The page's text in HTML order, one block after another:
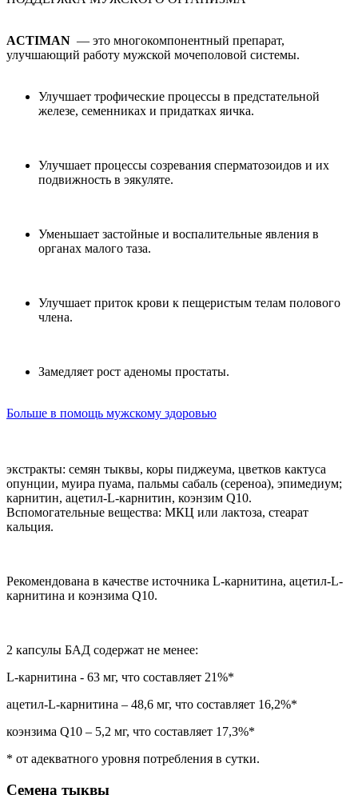
ACTIMAN — это многокомпонентный препарат,
улучшающий работу мужской мочеполовой системы.
Улучшает трофические процессы в предстательной
железе, семенниках и придатках яичка.
Улучшает процессы созревания сперматозоидов и их
подвижность в эякуляте.
Уменьшает застойные и воспалительные явления в
органах малого таза.
Улучшает приток крови к пещеристым телам полового
члена.
Замедляет рост аденомы простаты.
Больше в помощь мужскому здоровью
экстракты: семян тыквы, коры пиджеума, цветков кактуса
опунции, муира пуама, пальмы сабаль (сереноа), эпимедиум;
карнитин, ацетил-L-карнитин, коэнзим Q10.
Вспомогательные вещества: МКЦ или лактоза, стеарат
кальция.
Рекомендована в качестве источника L-карнитина, ацетил-L-
карнитина и коэнзима Q10.
2 капсулы БАД содержат не менее:
L-карнитина - 63 мг, что составляет 21%*
ацетил-L-карнитина – 48,6 мг, что составляет 16,2%*
коэнзима Q10 – 5,2 мг, что составляет 17,3%*
* от адекватного уровня потребления в сутки.
Семена тыквы